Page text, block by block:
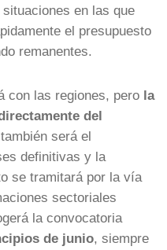
en las que
el presupuesto
remanentes.
con las regiones, pero la
del
será el
definitivas y la
se tramitará por la vía
sectoriales
la convocatoria
de junio, siempre